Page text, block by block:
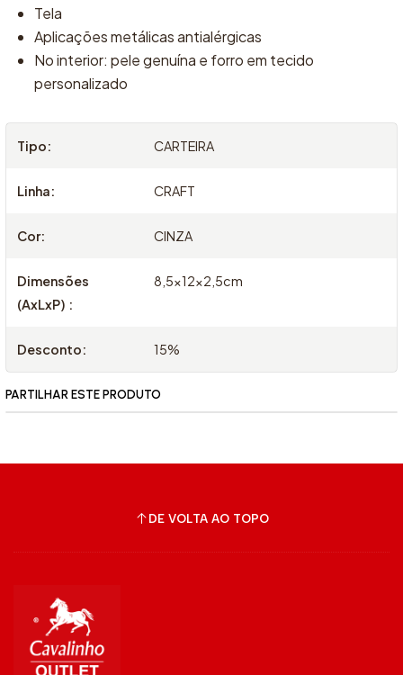
Tela
Aplicações metálicas antialérgicas
No interior: pele genuína e forro em tecido
personalizado
Tipo: CARTEIRA
Linha: CRAFT
Cor: CINZA
Dimensões
(AxLxP) :
8,5x12x2,5cm
Desconto: 15%
PARTILHAR ESTE PRODUTO
DE VOLTA AO TOPO